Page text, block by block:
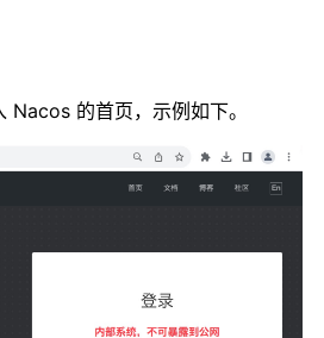
Nacos 的首页，示例如下。